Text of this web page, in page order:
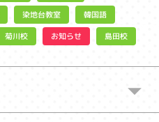
染地台教室 韓国語
菊川校 お知らせ 島田校